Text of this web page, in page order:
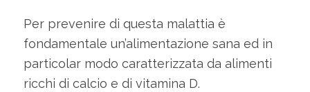
Per prevenire di questa malattia è
fondamentale un’alimentazione sana ed in
particolar modo caratterizzata da alimenti
ricchi di calcio e di vitamina D.